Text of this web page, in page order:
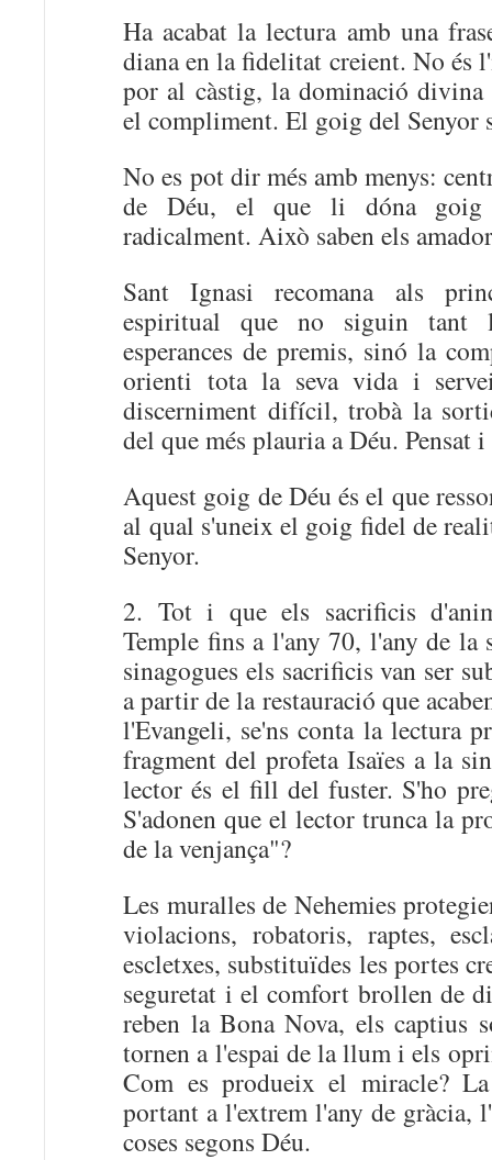
Ha acabat la lectura amb una
diana en la fidelitat creient. No és
por al càstig, la dominació divina
el compliment. El goig del Senyor
No es pot dir més amb menys:
de Déu, el que li dóna
radicalment. Això saben els
Sant Ignasi recomana als
espiritual que no siguin tant
esperances de premis, sinó la
orienti tota la seva vida i
discerniment difícil, trobà la
del que més plauria a Déu. Pensat
Aquest goig de Déu és el que
al qual s'uneix el goig fidel de
Senyor.
2. Tot i que els sacrificis
Temple fins a l'any 70, l'any de la
sinagogues els sacrificis van ser
a partir de la restauració que
l'Evangeli, se'ns conta la lectura
fragment del profeta Isaïes a la
lector és el fill del fuster. S'ho
S'adonen que el lector trunca la
de la venjança"?
Les muralles de Nehemies
violacions, robatoris, raptes,
escletxes, substituïdes les portes
seguretat i el comfort brollen de
reben la Bona Nova, els captius
tornen a l'espai de la llum i els
Com es produeix el miracle?
portant a l'extrem l'any de gràcia,
coses segons Déu.